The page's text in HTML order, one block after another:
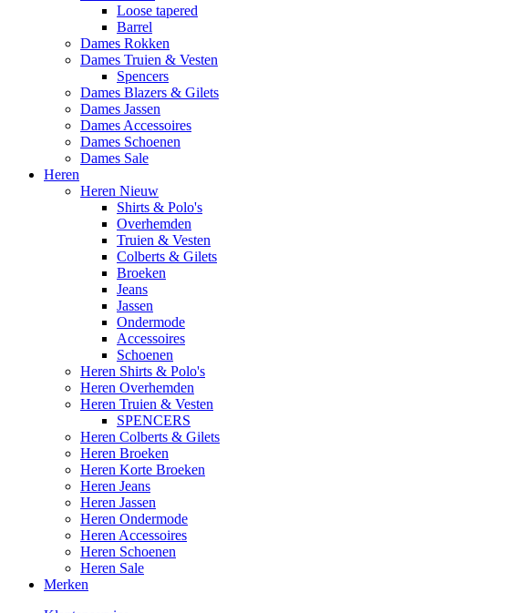
Loose tapered
Barrel
Dames Rokken
Dames Truien & Vesten
Spencers
Dames Blazers & Gilets
Dames Jassen
Dames Accessoires
Dames Schoenen
Dames Sale
Heren
Heren Nieuw
Shirts & Polo's
Overhemden
Truien & Vesten
Colberts & Gilets
Broeken
Jeans
Jassen
Ondermode
Accessoires
Schoenen
Heren Shirts & Polo's
Heren Overhemden
Heren Truien & Vesten
SPENCERS
Heren Colberts & Gilets
Heren Broeken
Heren Korte Broeken
Heren Jeans
Heren Jassen
Heren Ondermode
Heren Accessoires
Heren Schoenen
Heren Sale
Merken